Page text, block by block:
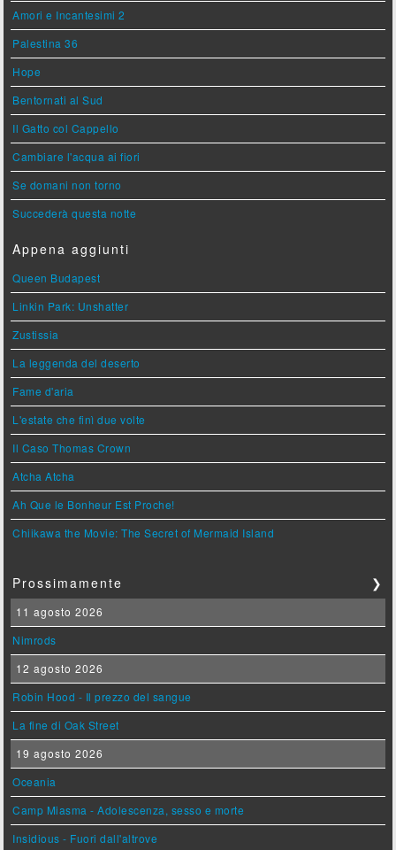
Amori e Incantesimi 2
Palestina 36
Hope
Bentornati al Sud
Il Gatto col Cappello
Cambiare l'acqua ai fiori
Se domani non torno
Succederà questa notte
Appena aggiunti
Queen Budapest
Linkin Park: Unshatter
Zustissia
La leggenda del deserto
Fame d'aria
L'estate che finì due volte
Il Caso Thomas Crown
Atcha Atcha
Ah Que le Bonheur Est Proche!
Chiikawa the Movie: The Secret of Mermaid Island
Prossimamente ❯
11 agosto 2026
Nimrods
12 agosto 2026
Robin Hood - Il prezzo del sangue
La fine di Oak Street
19 agosto 2026
Oceania
Camp Miasma - Adolescenza, sesso e morte
Insidious - Fuori dall'altrove